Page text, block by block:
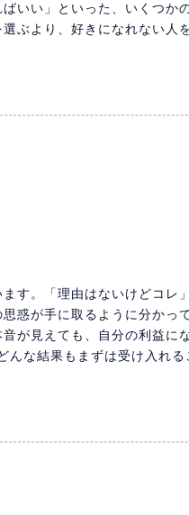
いい」といった、いくつか
ぶより、好きになれない人
す。「理由はないけどコレ
惑が手に取るように分かっ
が見えても、自分の利益に
んな結果もまずは受け入れる